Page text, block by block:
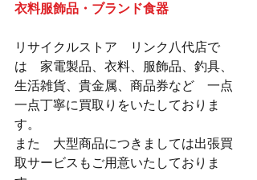
衣料服飾品・ブランド食器
リサイクルストア　リンク八代店で
は　家電製品、衣料、服飾品、釣具、
生活雑貨、貴金属、商品券など　一点
一点丁寧に買取りをいたしておりま
す。
また　大型商品につきましては出張買
取サービスもご用意いたしておりま